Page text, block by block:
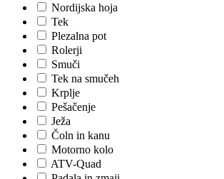
Nordijska hoja
Tek
Plezalna pot
Rolerji
Smuči
Tek na smučeh
Krplje
Pešačenje
Ježa
Čoln in kanu
Motorno kolo
ATV-Quad